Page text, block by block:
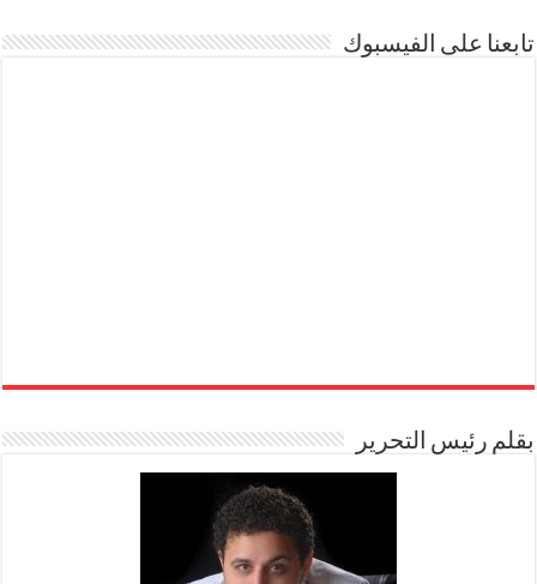
تابعنا على الفيسبوك
بقلم رئيس التحرير